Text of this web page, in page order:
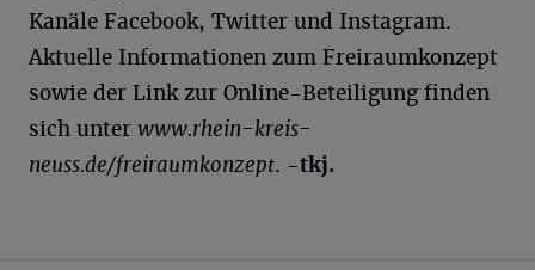
Kanäle Facebook, Twitter und Instagram.
Aktuelle Informationen zum Freiraumkonzept
sowie der Link zur Online-Beteiligung finden
sich unter www.rhein-kreis-
neuss.de/freiraumkonzept. -tkj.